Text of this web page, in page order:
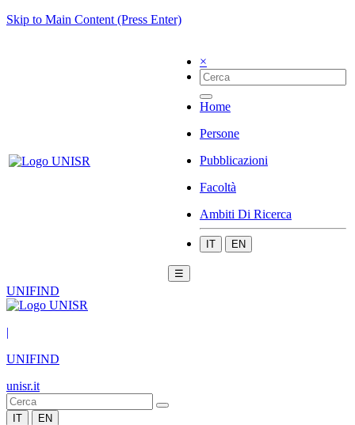
Skip to Main Content (Press Enter)
×
Home
Persone
Pubblicazioni
Facoltà
Ambiti Di Ricerca
IT EN
☰
UNIFIND
|
UNIFIND
unisr.it
IT EN